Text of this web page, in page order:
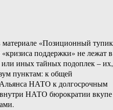
«Позиционный тупик
поддержки» не лежат в
иных тайных подоплек – их,
пунктам: к общей
Альянса НАТО к долгосрочным
НАТО бюрократии вкупе